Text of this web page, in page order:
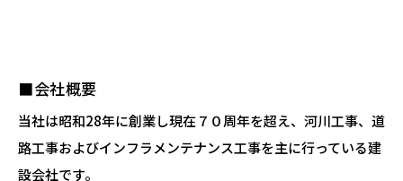
■会社概要
当社は昭和28年に創業し現在７０周年を超え、河川工事、道
路工事およびインフラメンテナンス工事を主に行っている建
設会社です。